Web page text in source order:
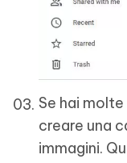
Se hai
creare una
immagini.